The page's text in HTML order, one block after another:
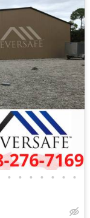
• • • • • • •